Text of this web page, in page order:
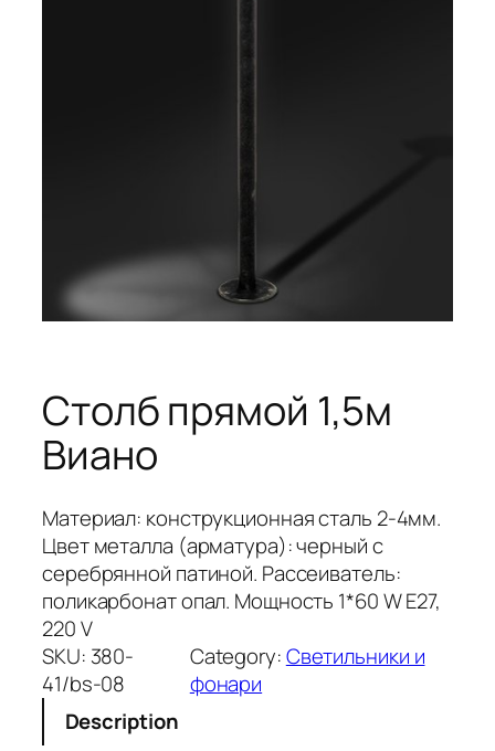
Столб прямой 1,5м
Виано
Материал: конструкционная сталь 2-4мм.
Цвет металла (арматура): черный с
серебрянной патиной. Рассеиватель:
поликарбонат опал. Мощность 1*60 W Е27,
220 V
SKU: 380-
41/bs-08
Category:Светильники и
фонари
Description